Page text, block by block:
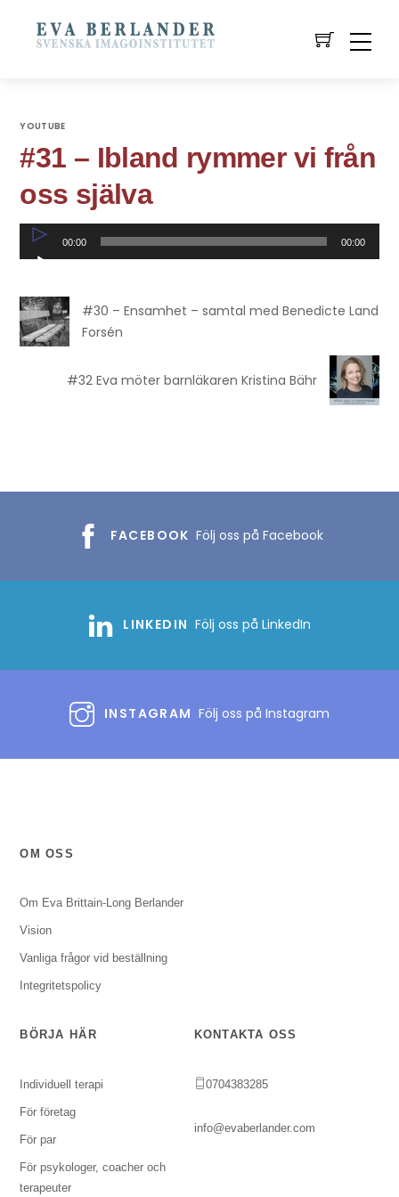
YOUTUBE
#31 – Ibland rymmer vi från
oss själva
Ljudspelare
00:00 00:00
#30 – Ensamhet – samtal med Benedicte Land
Forsén
#32 Eva möter barnläkaren Kristina Bähr
FACEBOOK Följ oss på Facebook
LINKEDIN Följ oss på LinkedIn
INSTAGRAM Följ oss på Instagram
OM OSS
Om Eva Brittain-Long Berlander
Vision
Vanliga frågor vid beställning
Integritetspolicy
BÖRJA HÄR
Individuell terapi
För företag
För par
För psykologer, coacher och
terapeuter
KONTAKTA OSS
0704383285
info@evaberlander.com